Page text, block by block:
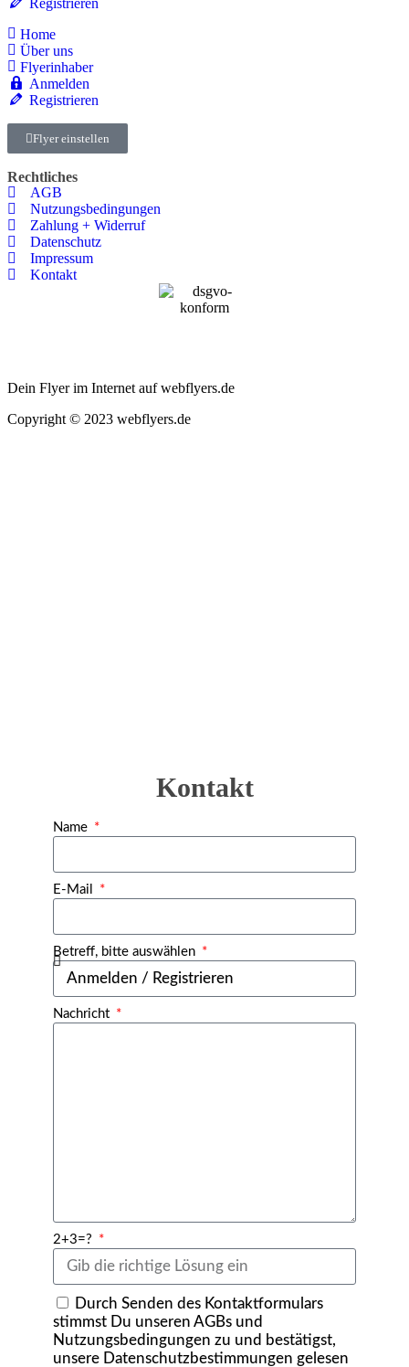
Home
Über uns
Flyerinhaber
Anmelden
Registrieren
Flyer einstellen
Rechtliches
AGB
Nutzungsbedingungen
Zahlung + Widerruf
Datenschutz
Impressum
Kontakt
Dein Flyer im Internet auf webflyers.de
Copyright © 2023 webflyers.de
Kontakt
Name
E-Mail
Betreff, bitte auswählen
Nachricht
2+3=?
Durch Senden des Kontaktformulars
stimmst Du unseren AGBs und
Nutzungsbedingungen zu und bestätigst,
unsere Datenschutzbestimmungen gelesen